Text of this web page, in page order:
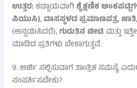
ಉತ್ತರ:ಕಡ್ಡಾಯವಾಗಿಶೈಕ್ಷಣಿಕ
ಪಿಯುಸಿ),ವಾಸಸ್ಥಳದ ಪ್ರಮಾಣಪತ್ರ,
(ಅನ್ವಯಿಸಿದರೆ),ಗುರುತಿನ ಚೀಟಿಮತ್ತು
ಮಾಡಿದ ಪ್ರತಿಗಳು ಬೇಕಾಗುತ್ತವೆ.
9. ಅರ್ಜಿ ಸಲ್ಲಿಸುವಾಗ ತಾಂತ್ರಿಕ ಸಮಸ್ಯೆ
ಸಂಪರ್ಕಿಸಬೇಕು?